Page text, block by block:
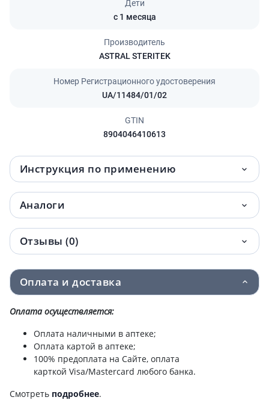
Дети
с 1 месяца
Производитель
ASTRAL STERITEK
Номер Регистрационного удостоверения
UA/11484/01/02
GTIN
8904046410613
Инструкция по применению
Аналоги
Отзывы (0)
Оплата и доставка
Оплата осуществляется:
Оплата наличными в аптеке;
Оплата картой в аптеке;
100% предоплата на Сайте, оплата
карткой Visa/Mastercard любого банка.
Смотреть подробнее.